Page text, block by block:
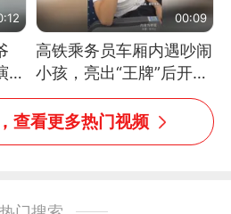
出
满
00:09
高铁乘务员车厢内遇吵闹
小孩，亮出“王牌”后开启
一键静音
查看更多热门视频